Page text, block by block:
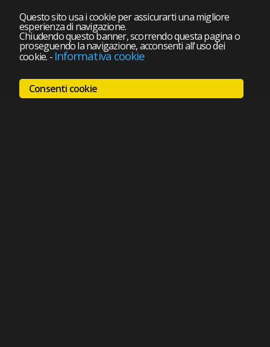
Questo sito usa i cookie per assicurarti una migliore
esperienza di navigazione.
Chiudendo questo banner, scorrendo questa pagina o
proseguendo la navigazione, acconsenti all'uso dei
cookie. - Informativa cookie
Consenti cookie